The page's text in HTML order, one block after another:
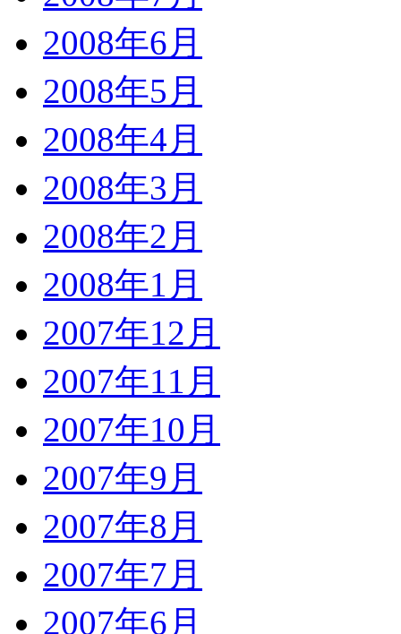
2008年6月
2008年5月
2008年4月
2008年3月
2008年2月
2008年1月
2007年12月
2007年11月
2007年10月
2007年9月
2007年8月
2007年7月
2007年6月